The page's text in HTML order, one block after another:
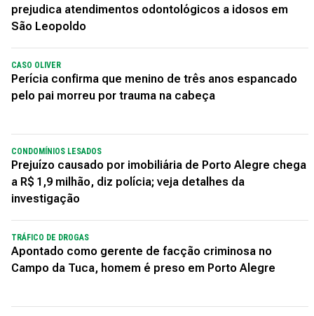
prejudica atendimentos odontológicos a idosos em
São Leopoldo
CASO OLIVER
Perícia confirma que menino de três anos espancado
pelo pai morreu por trauma na cabeça
CONDOMÍNIOS LESADOS
Prejuízo causado por imobiliária de Porto Alegre chega
a R$ 1,9 milhão, diz polícia; veja detalhes da
investigação
TRÁFICO DE DROGAS
Apontado como gerente de facção criminosa no
Campo da Tuca, homem é preso em Porto Alegre